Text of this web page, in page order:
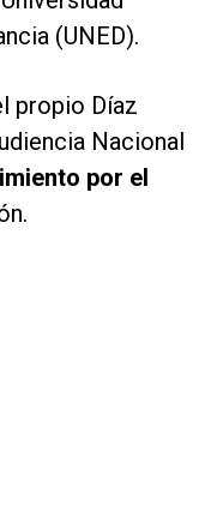
(UNED).
propio Díaz
Nacional
por el